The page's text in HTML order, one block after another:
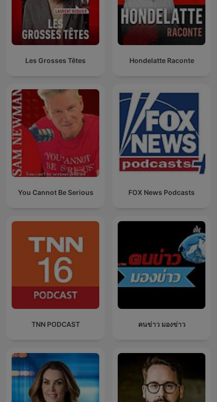
Les Grosses Têtes Hondelatte Raconte
You Cannot Be Serious FOX News Podcasts
TNN PODCAST คนข่าว มองข่าว